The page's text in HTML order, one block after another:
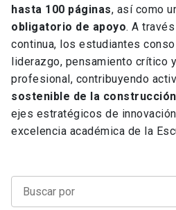
hasta 100 páginas, así como
obligatorio de apoyo. A
continua, los estudiantes
liderazgo, pensamiento crítico
profesional, contribuyendo
sostenible de la construcción
ejes estratégicos de
excelencia académica de la